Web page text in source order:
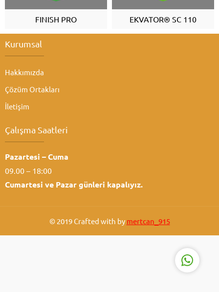
FINISH PRO EKVATOR® SC 110
Kurumsal
Hakkımızda
Çözüm Ortakları
İletişim
Çalışma Saatleri
Pazartesi – Cuma
09.00 – 18:00
Cumartesi ve Pazar günleri kapalıyız.
© 2019 Crafted with by mertcan_915
Cevap Yaz